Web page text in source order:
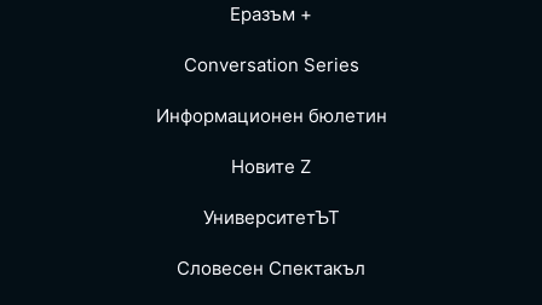
Еразъм +
Conversation Series
Информационен бюлетин
Новите Z
УниверситетЪТ
Словесен Спектакъл